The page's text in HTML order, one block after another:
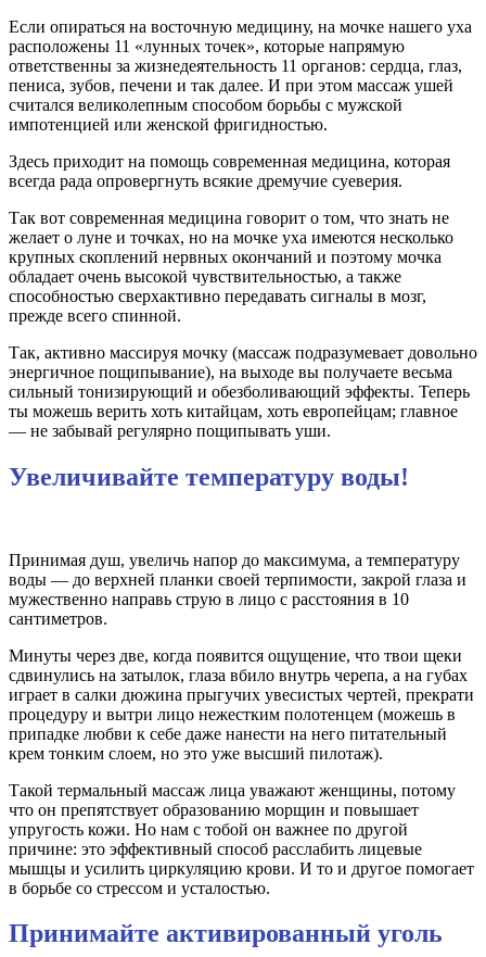
Если опираться на восточную медицину, на мочке нашего уха
расположены 11 «лунных точек», которые напрямую
ответственны за жизнедеятельность 11 органов: сердца, глаз,
пениса, зубов, печени и так далее. И при этом массаж ушей
считался великолепным способом борьбы с мужской
импотенцией или женской фригидностью.
Здесь приходит на помощь современная медицина, которая
всегда рада опровергнуть всякие дремучие суеверия.
Так вот современная медицина говорит о том, что знать не
желает о луне и точках, но на мочке уха имеются несколько
крупных скоплений нервных окончаний и поэтому мочка
обладает очень высокой чувствительностью, а также
способностью сверхактивно передавать сигналы в мозг,
прежде всего спинной.
Так, активно массируя мочку (массаж подразумевает довольно
энергичное пощипывание), на выходе вы получаете весьма
сильный тонизирующий и обезболивающий эффекты. Теперь
ты можешь верить хоть китайцам, хоть европейцам; главное
— не забывай регулярно пощипывать уши.
Увеличивайте температуру воды!
Принимая душ, увеличь напор до максимума, а температуру
воды — до верхней планки своей терпимости, закрой глаза и
мужественно направь струю в лицо с расстояния в 10
сантиметров.
Минуты через две, когда появится ощущение, что твои щеки
сдвинулись на затылок, глаза вбило внутрь черепа, а на губах
играет в салки дюжина прыгучих увесистых чертей, прекрати
процедуру и вытри лицо нежестким полотенцем (можешь в
припадке любви к себе даже нанести на него питательный
крем тонким слоем, но это уже высший пилотаж).
Такой термальный массаж лица уважают женщины, потому
что он препятствует образованию морщин и повышает
упругость кожи. Но нам с тобой он важнее по другой
причине: это эффективный способ расслабить лицевые
мышцы и усилить циркуляцию крови. И то и другое помогает
в борьбе со стрессом и усталостью.
Принимайте активированный уголь